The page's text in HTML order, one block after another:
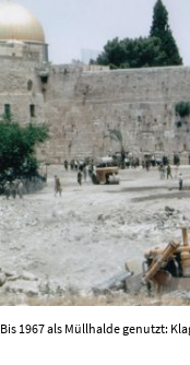
Bis 1967 als Müllhalde genutzt: